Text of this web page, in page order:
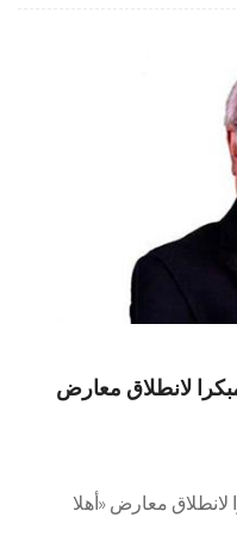
مبكرا لانطلاق معارض
لانطلاق معارض «أهلا